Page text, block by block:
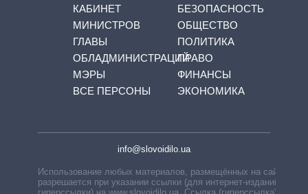
КАБИНЕТ
МИНИСТРОВ
ГЛАВЫ
ОБЛАДМИНИСТРАЦИЙ
МЭРЫ
ВСЕ ПЕРСОНЫ
БЕЗОПАСНОСТЬ
ОБЩЕСТВО
ПОЛИТИКА
ПРАВО
ФИНАНСЫ
ЭКОНОМИКА
info@slovoidilo.ua
Использование любых материалов, размещённых на сайте,
разрешается при указании ссылки (для интернет-изданий —